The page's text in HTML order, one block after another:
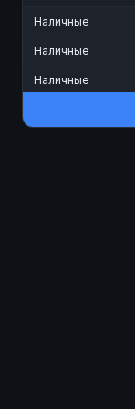
Наличные
Наличные
Наличные